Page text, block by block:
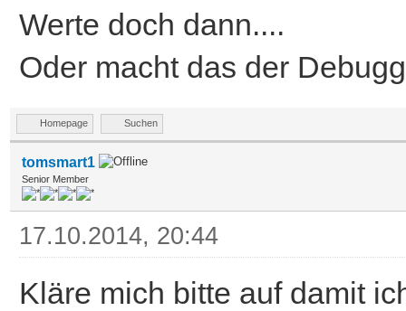
Werte doch dann....
Oder macht das der
Homepage Suchen
tomsmart1
Senior Member
17.10.2014, 20:44
Kläre mich bitte auf damit